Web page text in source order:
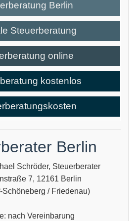
Berlin
Steuerberatung
online
kostenlos
Berlin
Schröder, Steuerberater
7, 12161 Berlin
Schöneberg / Friedenau)
nach Vereinbarung